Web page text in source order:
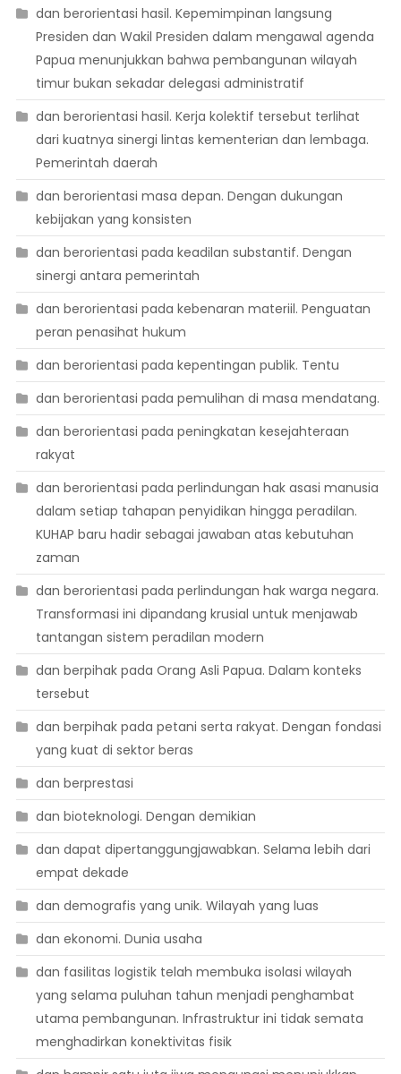
dan berorientasi hasil. Kepemimpinan langsung
Presiden dan Wakil Presiden dalam mengawal agenda
Papua menunjukkan bahwa pembangunan wilayah
timur bukan sekadar delegasi administratif
dan berorientasi hasil. Kerja kolektif tersebut terlihat
dari kuatnya sinergi lintas kementerian dan lembaga.
Pemerintah daerah
dan berorientasi masa depan. Dengan dukungan
kebijakan yang konsisten
dan berorientasi pada keadilan substantif. Dengan
sinergi antara pemerintah
dan berorientasi pada kebenaran materiil. Penguatan
peran penasihat hukum
dan berorientasi pada kepentingan publik. Tentu
dan berorientasi pada pemulihan di masa mendatang.
dan berorientasi pada peningkatan kesejahteraan
rakyat
dan berorientasi pada perlindungan hak asasi manusia
dalam setiap tahapan penyidikan hingga peradilan.
KUHAP baru hadir sebagai jawaban atas kebutuhan
zaman
dan berorientasi pada perlindungan hak warga negara.
Transformasi ini dipandang krusial untuk menjawab
tantangan sistem peradilan modern
dan berpihak pada Orang Asli Papua. Dalam konteks
tersebut
dan berpihak pada petani serta rakyat. Dengan fondasi
yang kuat di sektor beras
dan berprestasi
dan bioteknologi. Dengan demikian
dan dapat dipertanggungjawabkan. Selama lebih dari
empat dekade
dan demografis yang unik. Wilayah yang luas
dan ekonomi. Dunia usaha
dan fasilitas logistik telah membuka isolasi wilayah
yang selama puluhan tahun menjadi penghambat
utama pembangunan. Infrastruktur ini tidak semata
menghadirkan konektivitas fisik